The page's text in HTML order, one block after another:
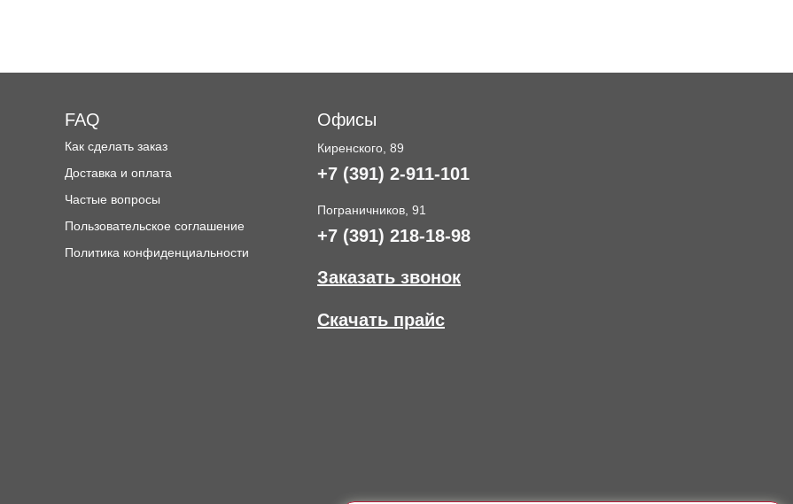
FAQ
Как сделать заказ
Доставка и оплата
Частые вопросы
Пользовательское соглашение
Политика конфиденциальности
Офисы
Киренского, 89
+7 (391) 2-911-101
Пограничников, 91
+7 (391) 218-18-98
Заказать звонок
Скачать прайс